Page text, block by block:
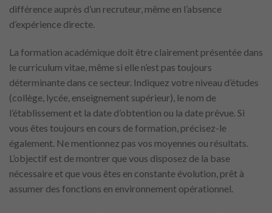
différence auprès d’un recruteur, même en l’absence
d’expérience directe.
La formation académique doit être clairement présentée dans
le curriculum vitae, même si elle n’est pas toujours
déterminante dans ce secteur. Indiquez votre niveau d’études
(collège, lycée, enseignement supérieur), le nom de
l’établissement et la date d’obtention ou la date prévue. Si
vous êtes toujours en cours de formation, précisez-le
également. Ne mentionnez pas vos moyennes ou résultats.
L’objectif est de montrer que vous disposez de la base
nécessaire et que vous êtes en constante évolution, prêt à
assumer des fonctions en environnement opérationnel.